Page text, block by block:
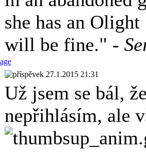
she has an
will be fine." -
27.1.2015 21:31
Už jsem se bál,
nepřihlásím, ale